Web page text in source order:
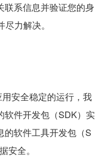
联系信息并验证您的身
力解决。
安全稳定的运行，我
软件开发包（SDK）实
的软件工具开发包（S
安全。